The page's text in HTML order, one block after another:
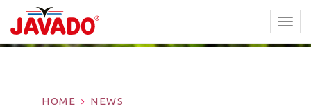
HOME
NEWS